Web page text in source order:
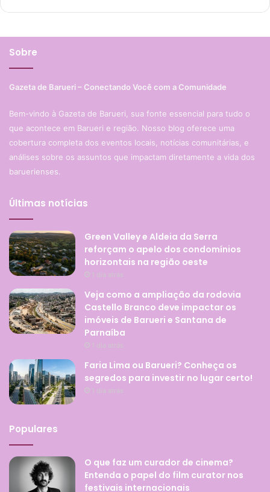
Sobre
Gazeta de Barueri – Conectando Você com a Comunidade
Bem-vindo à Gazeta de Barueri, sua fonte essencial para tudo o
que acontece em Barueri e região. Nosso blog oferece uma
cobertura completa dos eventos locais, notícias comunitárias, e
análises sobre os assuntos que impactam diretamente a vida dos
baruerienses.
Últimas notícias
Green Valley e Aldeia da Serra
reforçam o apelo dos condomínios
horizontais na região oeste
1 dia atrás
Veja como a ampliação da rodovia
Castello Branco deve impactar os
imóveis de Barueri e Santana de
Parnaíba
1 dia atrás
Faria Lima ou Barueri? Conheça os
segredos para investir no lugar certo!
1 dia atrás
Populares
O que faz um curador de cinema?
Entenda o papel do film curator nos
festivais internacionais